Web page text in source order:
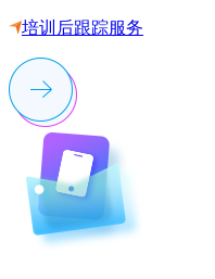
培训后跟踪服务